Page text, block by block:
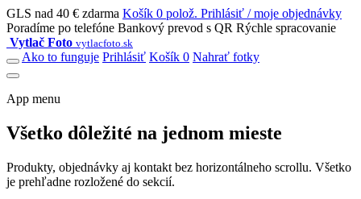
GLS nad 40 € zdarma Košík 0 polož. Prihlásiť / moje objednávky
Poradíme po telefóne Bankový prevod s QR Rýchle spracovanie
Vytlač Foto vytlacfoto.sk
Ako to funguje Prihlásiť Košík 0 Nahrať fotky
App menu
Všetko dôležité na jednom mieste
Produkty, objednávky aj kontakt bez horizontálneho scrollu. Všetko
je prehľadne rozložené do sekcií.